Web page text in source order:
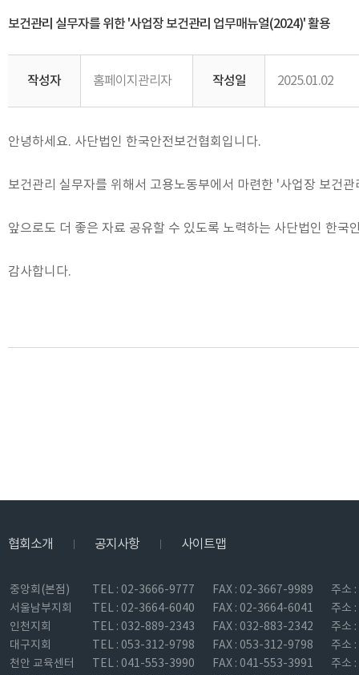
보건관리 실무자를 위한 '사업장 보건관리 업무매뉴얼(2024)' 활용
작성자 홈페이지관리자 작성일 2025.01.02
안녕하세요. 사단법인 한국안전보건협회입니다.
보건관리 실무자를 위해서 고용노동부에서 마련한 '사업장 보건
앞으로도 더 좋은 자료 공유할 수 있도록 노력하는 사단법인 한국
감사합니다.
협회소개 공지사항 사이트맵
중앙회(본점) TEL : 02-3666-9777 FAX : 02-3667-9989
주소
서울남부지회
TEL : 02-3664-6040 FAX : 02-3664-6041
주소
인천지회
TEL : 032-889-2343 FAX : 032-883-2342
주소
대구지회
TEL : 053-312-9798 FAX : 053-312-9798
주소
천안 교육센터
TEL : 041-553-3990 FAX : 041-553-3991
주소